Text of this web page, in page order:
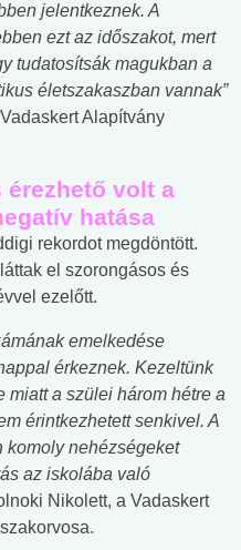
jelentkeznek. A
ezt az időszakot, mert
tudatosítsák magukban a
életszakaszban vannak”
Alapítvány
érezhető volt a
hatása
rekordot megdöntött.
el szorongásos és
ezelőtt.
emelkedése
érkeznek. Kezeltünk
miatt a szülei három hétre a
érintkezhetett senkivel. A
komoly nehézségeket
az iskolába való
Nikolett, a Vadaskert